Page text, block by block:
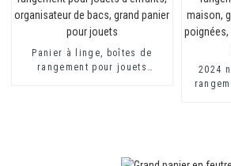
Panier à linge, boîtes de
rangement pour jouets
2024